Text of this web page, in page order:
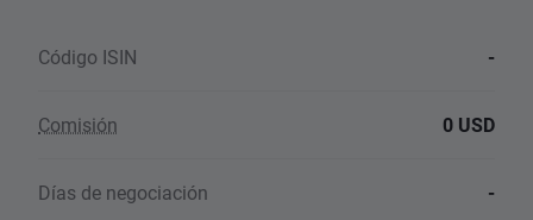
Código ISIN -
Comisión 0 USD
Días de negociación -